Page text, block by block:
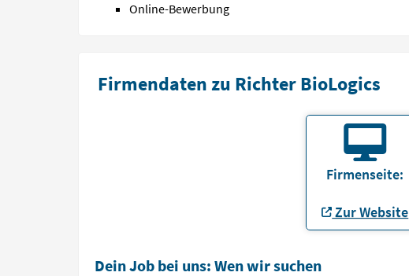
Online-Bewerbung
Firmendaten zu Richter BioLogics
Firmenseite:
Zur Website
Dein Job bei uns: Wen wir suchen